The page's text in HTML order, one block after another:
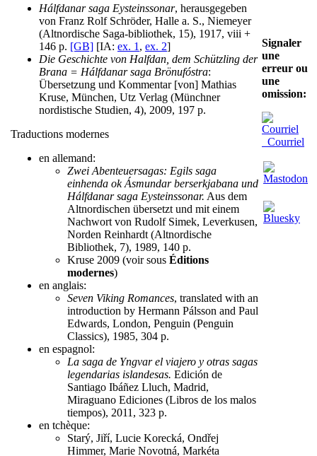
Hálfdanar saga Eysteinssonar, herausgegeben
von Franz Rolf Schröder, Halle a. S., Niemeyer
(Altnordische Saga-bibliothek, 15), 1917, viii +
146 p. [GB] [IA: ex. 1 , ex. 2]
Die Geschichte von Halfdan, dem Schützling der
Brana = Hálfdanar saga Brönufóstra:
Übersetzung und Kommentar [von] Mathias
Kruse, München, Utz Verlag (Münchner
nordistische Studien, 4), 2009, 197 p.
Traductions modernes
en allemand:
Zwei Abenteuersagas: Egils saga
einhenda ok Ásmundar berserkjabana und
Hálfdanar saga Eysteinssonar. Aus dem
Altnordischen übersetzt und mit einem
Nachwort von Rudolf Simek, Leverkusen,
Norden Reinhardt (Altnordische
Bibliothek, 7), 1989, 140 p.
Kruse 2009 (voir sous Éditions
modernes)
en anglais:
Seven Viking Romances, translated with an
introduction by Hermann Pálsson and Paul
Edwards, London, Penguin (Penguin
Classics), 1985, 304 p.
en espagnol:
La saga de Yngvar el viajero y otras sagas
legendarias islandesas. Edición de
Santiago Ibáñez Lluch, Madrid,
Miraguano Ediciones (Libros de los malos
tiempos), 2011, 323 p.
en tchèque:
Starý, Jiří, Lucie Korecká, Ondřej
Himmer, Marie Novotná, Markéta
Signaler
une
erreur ou
une
omission:
Courriel